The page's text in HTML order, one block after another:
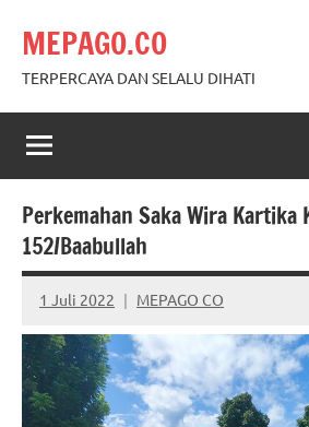
content
MEPAGO.CO
TERPERCAYA DAN SELALU DIHATI
Perkemahan Saka Wira Kartika
152/Baabullah
1 Juli 2022 MEPAGO CO
No
comments